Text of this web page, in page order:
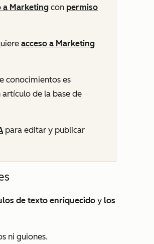
a Marketing con permiso
acceso a Marketing
conocimientos es
de la base de
para editar y publicar
de texto enriquecido y los
ni guiones.